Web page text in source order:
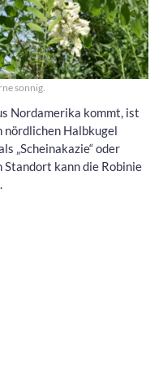
sonnig.
Nordamerika kommt, ist
Halbkugel
„Scheinakazie“ oder
Standort kann die Robinie